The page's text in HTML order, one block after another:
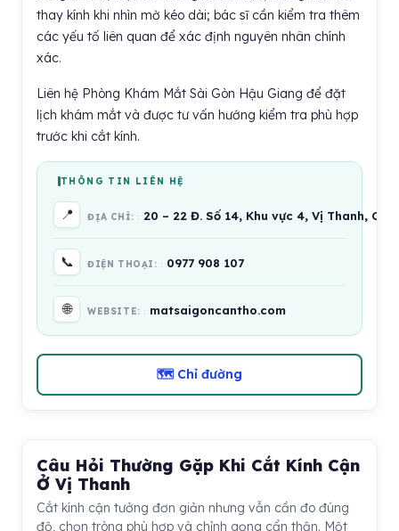
thay kính khi nhìn mờ kéo dài; bác sĩ cần kiểm tra thêm
các yếu tố liên quan để xác định nguyên nhân chính
xác.
Liên hệ Phòng Khám Mắt Sài Gòn Hậu Giang để đặt
lịch khám mắt và được tư vấn hướng kiểm tra phù hợp
trước khi cắt kính.
THÔNG TIN LIÊN HỆ
📍 ĐỊA CHỈ: 20 – 22 Đ. Số 14, Khu vực 4, Vị Thanh, Cần
📞 ĐIỆN THOẠI: 0977 908 107
🌐 WEBSITE: matsaigoncantho.com
🗺 Chỉ đường
Câu Hỏi Thường Gặp Khi Cắt Kính Cận
Ở Vị Thanh
Cắt kính cận tưởng đơn giản nhưng vẫn cần đo đúng
độ, chọn tròng phù hợp và chỉnh gọng cẩn thận. Một